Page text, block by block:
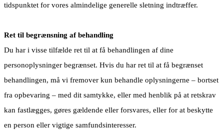
tidspunktet for vores almindelige generelle sletning indtræffer.
Ret til begrænsning af behandling
Du har i visse tilfælde ret til at få behandlingen af dine
personoplysninger begrænset. Hvis du har ret til at få begrænset
behandlingen, må vi fremover kun behandle oplysningerne – bortset
fra opbevaring – med dit samtykke, eller med henblik på at retskrav
kan fastlægges, gøres gældende eller forsvares, eller for at beskytte
en person eller vigtige samfundsinteresser.